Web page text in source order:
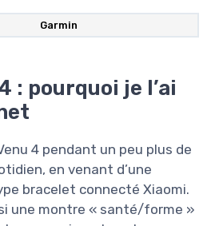
Garmin
: pourquoi je l’ai
4 pendant un peu plus de
en venant d’une
bracelet connecté Xiaomi.
si une montre « santé/forme »